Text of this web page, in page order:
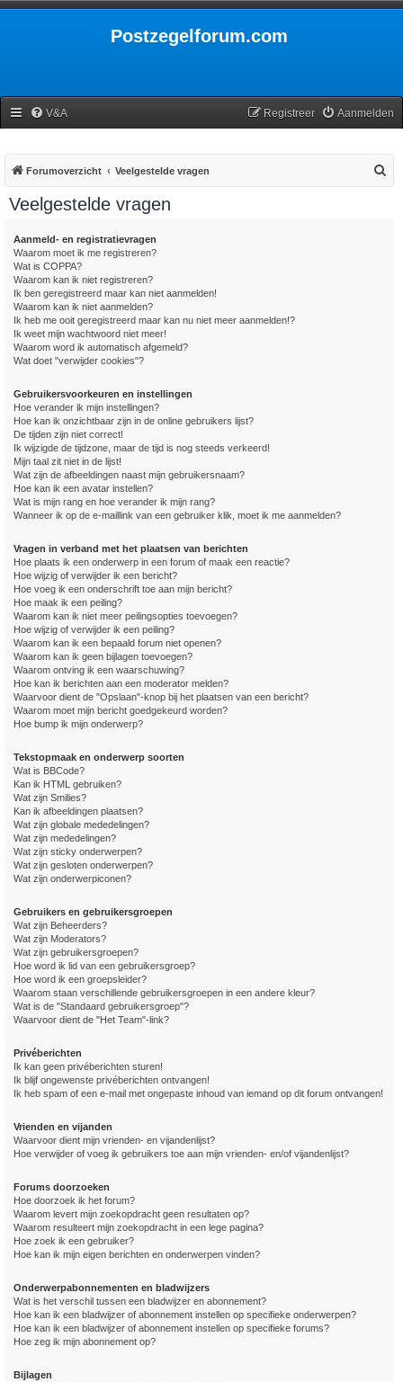
Postzegelforum.com
V&A Aanmelden
Registreer
Forumoverzicht Veelgestelde vragen
Veelgestelde vragen
Aanmeld- en registratievragen
Waarom moet ik me registreren?
Wat is COPPA?
Waarom kan ik niet registreren?
Ik ben geregistreerd maar kan niet aanmelden!
Waarom kan ik niet aanmelden?
Ik heb me ooit geregistreerd maar kan nu niet meer aanmelden!?
Ik weet mijn wachtwoord niet meer!
Waarom word ik automatisch afgemeld?
Wat doet "verwijder cookies"?
Gebruikersvoorkeuren en instellingen
Hoe verander ik mijn instellingen?
Hoe kan ik onzichtbaar zijn in de online gebruikers lijst?
De tijden zijn niet correct!
Ik wijzigde de tijdzone, maar de tijd is nog steeds verkeerd!
Mijn taal zit niet in de lijst!
Wat zijn de afbeeldingen naast mijn gebruikersnaam?
Hoe kan ik een avatar instellen?
Wat is mijn rang en hoe verander ik mijn rang?
Wanneer ik op de e-maillink van een gebruiker klik, moet ik me aanmelden?
Vragen in verband met het plaatsen van berichten
Hoe plaats ik een onderwerp in een forum of maak een reactie?
Hoe wijzig of verwijder ik een bericht?
Hoe voeg ik een onderschrift toe aan mijn bericht?
Hoe maak ik een peiling?
Waarom kan ik niet meer peilingsopties toevoegen?
Hoe wijzig of verwijder ik een peiling?
Waarom kan ik een bepaald forum niet openen?
Waarom kan ik geen bijlagen toevoegen?
Waarom ontving ik een waarschuwing?
Hoe kan ik berichten aan een moderator melden?
Waarvoor dient de "Opslaan"-knop bij het plaatsen van een bericht?
Waarom moet mijn bericht goedgekeurd worden?
Hoe bump ik mijn onderwerp?
Tekstopmaak en onderwerp soorten
Wat is BBCode?
Kan ik HTML gebruiken?
Wat zijn Smilies?
Kan ik afbeeldingen plaatsen?
Wat zijn globale mededelingen?
Wat zijn mededelingen?
Wat zijn sticky onderwerpen?
Wat zijn gesloten onderwerpen?
Wat zijn onderwerpiconen?
Gebruikers en gebruikersgroepen
Wat zijn Beheerders?
Wat zijn Moderators?
Wat zijn gebruikersgroepen?
Hoe word ik lid van een gebruikersgroep?
Hoe word ik een groepsleider?
Waarom staan verschillende gebruikersgroepen in een andere kleur?
Wat is de "Standaard gebruikersgroep"?
Waarvoor dient de "Het Team"-link?
Privéberichten
Ik kan geen privéberichten sturen!
Ik blijf ongewenste privéberichten ontvangen!
Ik heb spam of een e-mail met ongepaste inhoud van iemand op dit forum ontvangen!
Vrienden en vijanden
Waarvoor dient mijn vrienden- en vijandenlijst?
Hoe verwijder of voeg ik gebruikers toe aan mijn vrienden- en/of vijandenlijst?
Forums doorzoeken
Hoe doorzoek ik het forum?
Waarom levert mijn zoekopdracht geen resultaten op?
Waarom resulteert mijn zoekopdracht in een lege pagina?
Hoe zoek ik een gebruiker?
Hoe kan ik mijn eigen berichten en onderwerpen vinden?
Onderwerpabonnementen en bladwijzers
Wat is het verschil tussen een bladwijzer en abonnement?
Hoe kan ik een bladwijzer of abonnement instellen op specifieke onderwerpen?
Hoe kan ik een bladwijzer of abonnement instellen op specifieke forums?
Hoe zeg ik mijn abonnement op?
Bijlagen